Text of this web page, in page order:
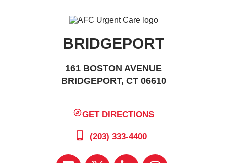
BRIDGEPORT
161 BOSTON AVENUE
BRIDGEPORT, CT 06610
GET DIRECTIONS
(203) 333-4400